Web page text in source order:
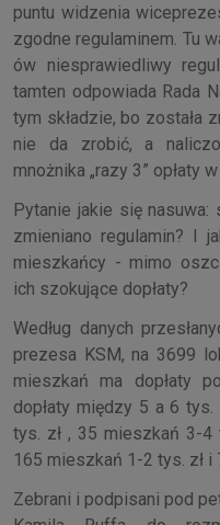
puntu widzenia
zgodne regulaminem. Tu
ów niesprawiedliwy
tamten odpowiada Rada
tym składzie, bo została
nie da zrobić, a
mnożnika „razy 3” opłaty
Pytanie jakie się
zmieniano regulamin? I
mieszkańcy - mimo
ich szokujące dopłaty?
Według danych
prezesa KSM, na 3699
mieszkań ma dopłaty
dopłaty między 5 a 6
tys. zł , 35 mieszkań 3-4
165 mieszkań 1-2 tys. zł i
Zebrani i podpisani pod